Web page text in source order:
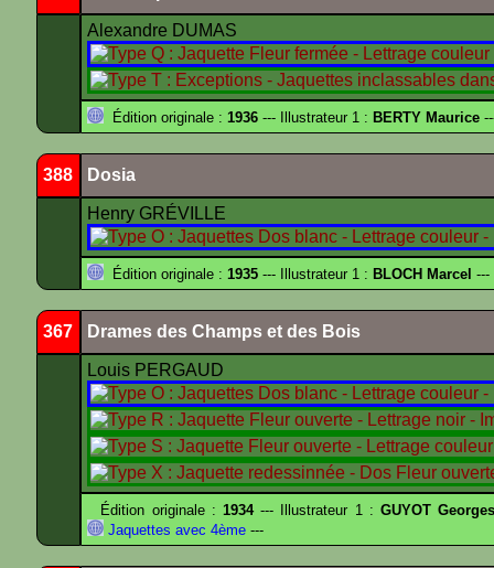
Alexandre DUMAS
Édition originale : 1936 --- Illustrateur 1 : BERTY Maurice
388 Dosia
Henry GRÉVILLE
Édition originale : 1935 --- Illustrateur 1 : BLOCH Marcel ---
367 Drames des Champs et des Bois
Louis PERGAUD
Édition originale : 1934--- Illustrateur 1 : GUYOT
Jaquettes avec 4ème ---